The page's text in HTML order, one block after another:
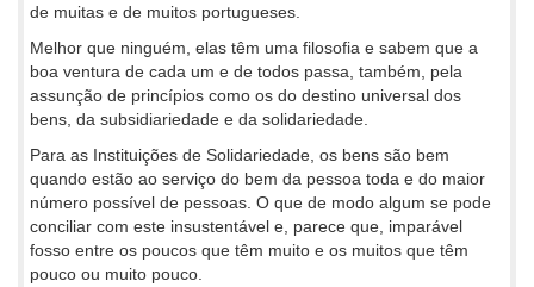
de muitas e de muitos portugueses.
Melhor que ninguém, elas têm uma filosofia e sabem que a
boa ventura de cada um e de todos passa, também, pela
assunção de princípios como os do destino universal dos
bens, da subsidiariedade e da solidariedade.
Para as Instituições de Solidariedade, os bens são bem
quando estão ao serviço do bem da pessoa toda e do maior
número possível de pessoas. O que de modo algum se pode
conciliar com este insustentável e, parece que, imparável
fosso entre os poucos que têm muito e os muitos que têm
pouco ou muito pouco.